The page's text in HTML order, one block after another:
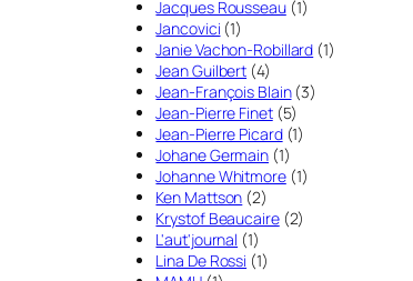
Jacques Rousseau(1)
Jancovici (1)
Janie Vachon-Robillard (1)
Jean Guilbert (4)
Jean-François Blain(3)
Jean-Pierre Finet(5)
Jean-Pierre Picard(1)
Johane Germain (1)
Johanne Whitmore(1)
Ken Mattson (2)
Krystof Beaucaire(2)
L'aut'journal (1)
Lina De Rossi (1)